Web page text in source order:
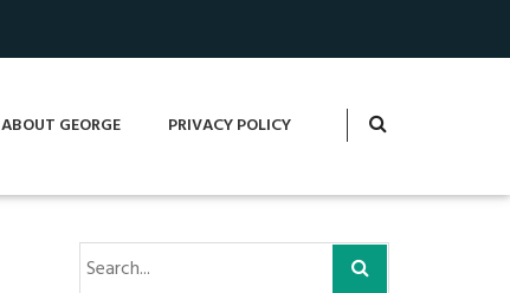
ABOUT GEORGE PRIVACY POLICY